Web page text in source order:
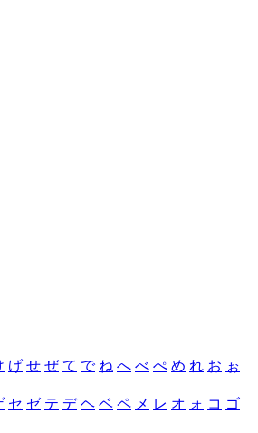
げ せ ぜ て で ね へ べ ぺ め れ お ぉ
セ ゼ テ デ ヘ ベ ペ メ レ オ ォ コ ゴ